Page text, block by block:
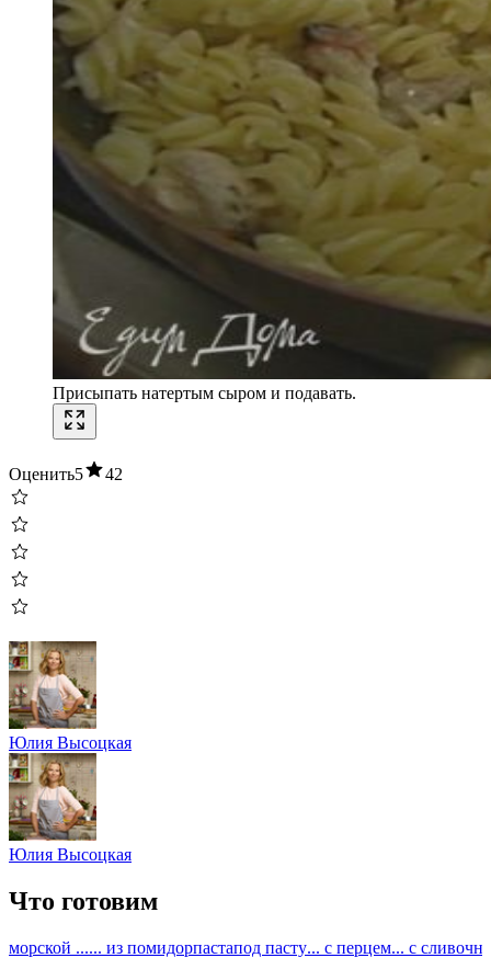
Присыпать натертым сыром и подавать.
Оценить5 42
Юлия Высоцкая
Юлия Высоцкая
Что готовим
морской ...... из помидорпастапод пасту... с перцем... с